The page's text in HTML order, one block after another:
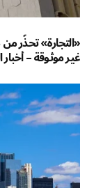
«التجارة» تحذّر
غير موثوقة –